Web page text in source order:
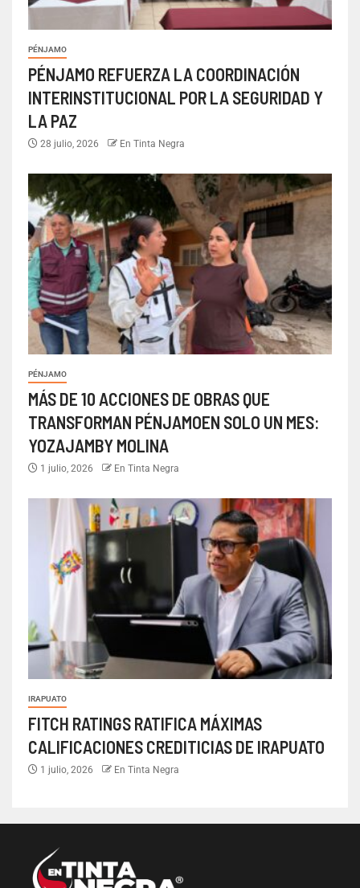
PÉNJAMO
PÉNJAMO REFUERZA LA COORDINACIÓN
INTERINSTITUCIONAL POR LA SEGURIDAD Y
LA PAZ
28 julio, 2026 En Tinta Negra
PÉNJAMO
MÁS DE 10 ACCIONES DE OBRAS QUE
TRANSFORMAN PÉNJAMOEN SOLO UN MES:
YOZAJAMBY MOLINA
1 julio, 2026 En Tinta Negra
IRAPUATO
FITCH RATINGS RATIFICA MÁXIMAS
CALIFICACIONES CREDITICIAS DE IRAPUATO
1 julio, 2026 En Tinta Negra